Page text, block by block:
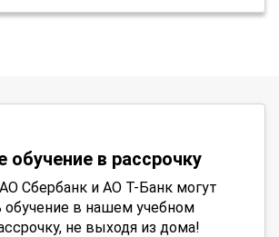
обучение в рассрочку
Сбербанк и АО Т-Банк могут
обучение в нашем учебном
не выходя из дома!